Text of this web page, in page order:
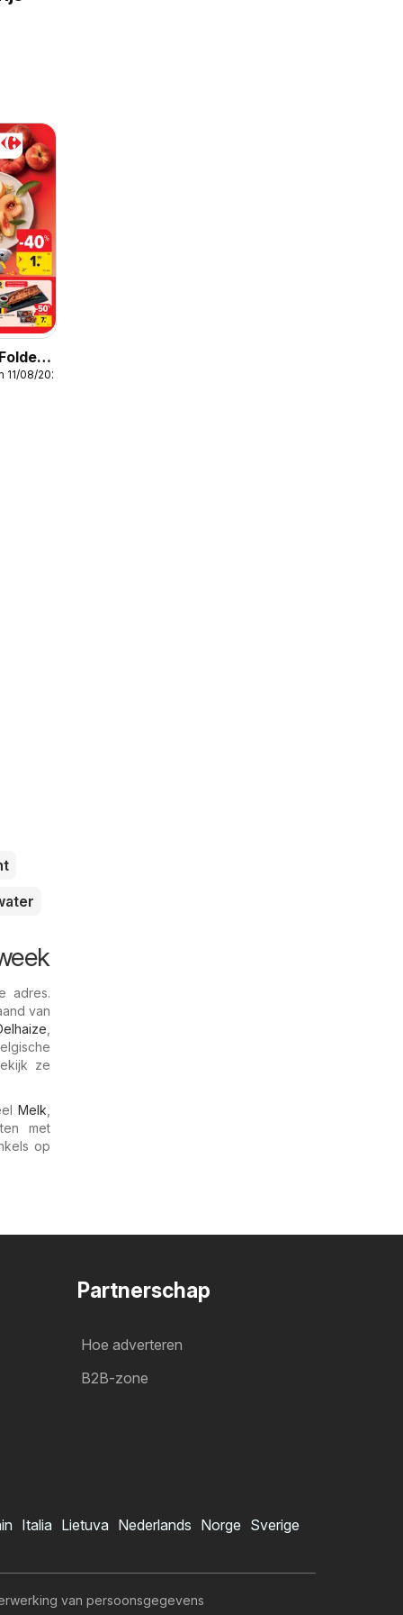
08/2026
adres.
van
ze
Melk
met
op
Partnerschap
Hoe adverteren
B2B-zone
Italia Lietuva Nederlands Norge Sverige
van persoonsgegevens